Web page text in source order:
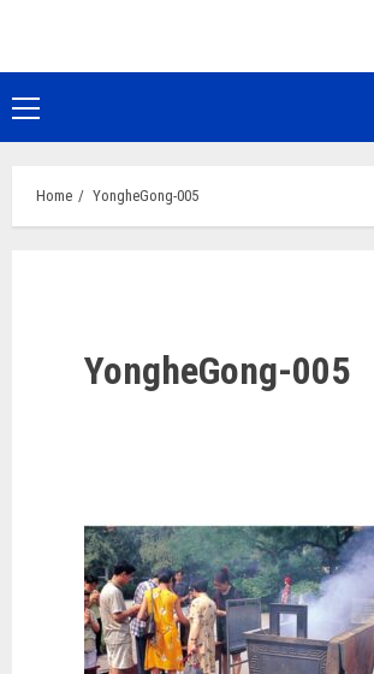
de
inhoudPrimair
menu
Home YongheGong-005
YongheGong-005